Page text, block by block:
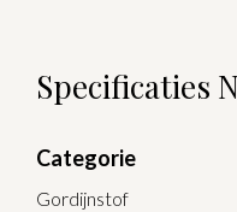
Specificaties
Categorie
Gordijnstof